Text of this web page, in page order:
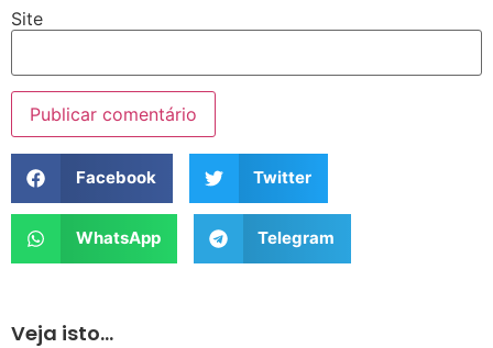
Site
Facebook Twitter
WhatsApp Telegram
Veja isto...